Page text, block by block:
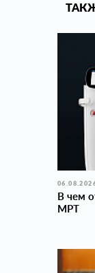
В чем
MPT